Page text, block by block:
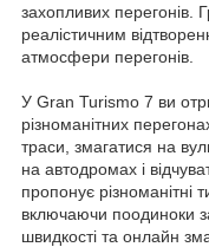
захопливих перегонів.
реалістичним
атмосфери перегонів.
У Gran Turismo 7 ви
різноманітних
траси, змагатися на
на автодромах і
пропонує різноманітні
включаючи поодиноки
швидкості та онлайн